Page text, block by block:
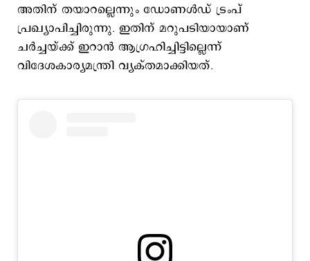
അതിന് തയാറല്ലെന്നും ഡോണള്‍ഡ് ട്രംപ്
പ്രഖ്യാപിച്ചിരുന്നു. ഇതിന് മറുപടിയായാണ്
ചര്‍ച്ചയ്ക്ക് ഇറാന്‍ ആഗ്രഹിച്ചിട്ടില്ലെന്ന്
വിദേശകാര്യമന്ത്രി വ്യക്തമാക്കിയത്.